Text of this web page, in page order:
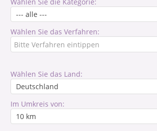
Wählen Sie das Verfahren:
Wählen Sie das Land:
Im Umkreis von: